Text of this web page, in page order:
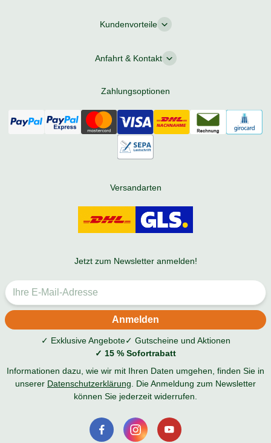
Kundenvorteile
Anfahrt & Kontakt
Zahlungsoptionen
Versandarten
Jetzt zum Newsletter anmelden!
✓ Exklusive Angebote✓ Gutscheine und Aktionen
✓ 15 % Sofortrabatt
Informationen dazu, wie wir mit Ihren Daten umgehen, finden Sie in
unserer Datenschutzerklärung . Die Anmeldung zum Newsletter
können Sie jederzeit widerrufen.